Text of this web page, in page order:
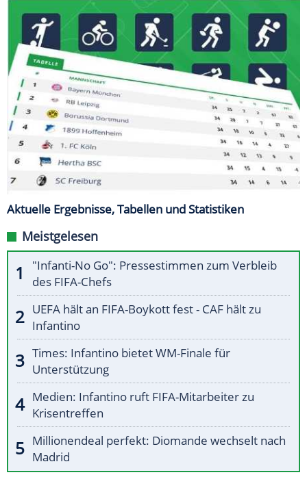
Aktuelle Ergebnisse, Tabellen und Statistiken
Meistgelesen
"Infanti-No Go": Pressestimmen zum Verbleib
des FIFA-Chefs
UEFA hält an FIFA-Boykott fest - CAF hält zu
Infantino
Times: Infantino bietet WM-Finale für
Unterstützung
Medien: Infantino ruft FIFA-Mitarbeiter zu
Krisentreffen
Millionendeal perfekt: Diomande wechselt nach
Madrid